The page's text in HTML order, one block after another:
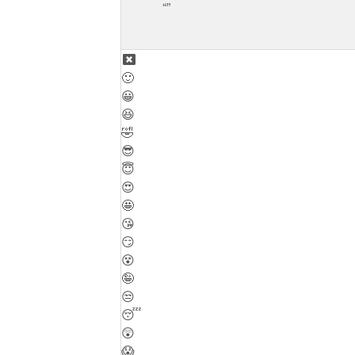
🙂
😀
😆
🤣
😎
😇
😍
🤩
😘
😏
😵
🤪
😒
😴
😲
😱